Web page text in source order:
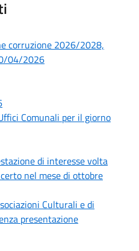
corruzione 2026/2028,
04/2026
Comunali per il giorno
di interesse volta
nel mese di ottobre
Culturali e di
presentazione